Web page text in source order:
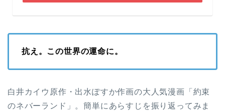
抗え。この世界の運命に。
白井カイウ原作・出水ぽすか作画の大人気漫画「約束
のネバーランド」。簡単にあらすじを振り返ってみま